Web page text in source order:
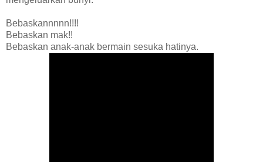
Bebaskannnnn!!!!
Bebaskan mak!!
Bebaskan anak-anak bermain sesuka hatinya.